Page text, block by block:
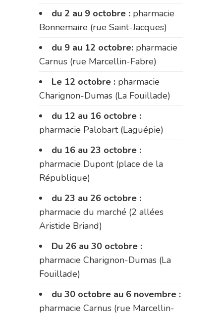
du 2 au 9 octobre : pharmacie
Bonnemaire (rue Saint-Jacques)
du 9 au 12 octobre: pharmacie
Carnus (rue Marcellin-Fabre)
Le 12 octobre : pharmacie
Charignon-Dumas (La Fouillade)
du 12 au 16 octobre :
pharmacie Palobart (Laguépie)
du 16 au 23 octobre :
pharmacie Dupont (place de la
République)
du 23 au 26 octobre :
pharmacie du marché (2 allées
Aristide Briand)
Du 26 au 30 octobre :
pharmacie Charignon-Dumas (La
Fouillade)
du 30 octobre au 6 novembre :
pharmacie Carnus (rue Marcellin-